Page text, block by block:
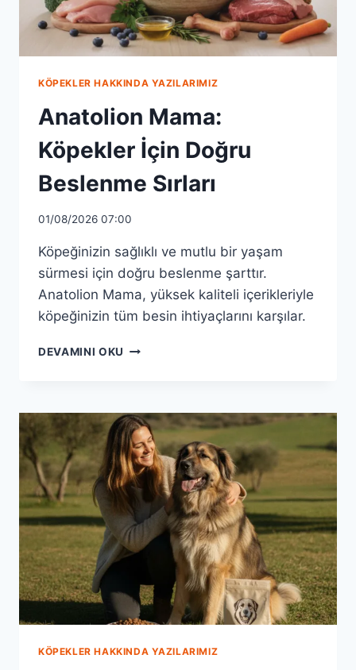
KÖPEKLER HAKKINDA YAZILARIMIZ
Anatolion Mama:
Köpekler İçin Doğru
Beslenme Sırları
01/08/2026 07:00
Köpeğinizin sağlıklı ve mutlu bir yaşam
sürmesi için doğru beslenme şarttır.
Anatolion Mama, yüksek kaliteli içerikleriyle
köpeğinizin tüm besin ihtiyaçlarını karşılar.
DEVAMINI OKU ANATOLION
DOĞRU
BESLENME
SIRLARI
KÖPEKLER HAKKINDA YAZILARIMIZ